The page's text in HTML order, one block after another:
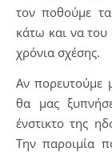
τον ποθούμε
κάτω και να
χρόνια σχέσης.
Αν πορευτούμε
θα μας
ένστικτο της
Την παροιμία